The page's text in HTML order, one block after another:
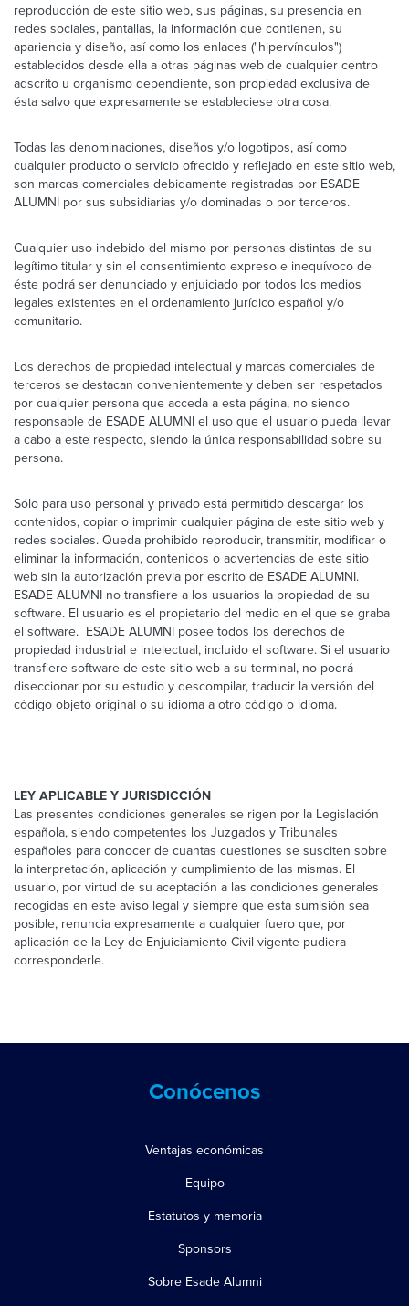
reproducción de este sitio web, sus páginas, su presencia en
redes sociales, pantallas, la información que contienen, su
apariencia y diseño, así como los enlaces ("hipervínculos")
establecidos desde ella a otras páginas web de cualquier centro
adscrito u organismo dependiente, son propiedad exclusiva de
ésta salvo que expresamente se estableciese otra cosa.
Todas las denominaciones, diseños y/o logotipos, así como
cualquier producto o servicio ofrecido y reflejado en este sitio web,
son marcas comerciales debidamente registradas por ESADE
ALUMNI por sus subsidiarias y/o dominadas o por terceros.
Cualquier uso indebido del mismo por personas distintas de su
legítimo titular y sin el consentimiento expreso e inequívoco de
éste podrá ser denunciado y enjuiciado por todos los medios
legales existentes en el ordenamiento jurídico español y/o
comunitario.
Los derechos de propiedad intelectual y marcas comerciales de
terceros se destacan convenientemente y deben ser respetados
por cualquier persona que acceda a esta página, no siendo
responsable de ESADE ALUMNI el uso que el usuario pueda llevar
a cabo a este respecto, siendo la única responsabilidad sobre su
persona.
Sólo para uso personal y privado está permitido descargar los
contenidos, copiar o imprimir cualquier página de este sitio web y
redes sociales. Queda prohibido reproducir, transmitir, modificar o
eliminar la información, contenidos o advertencias de este sitio
web sin la autorización previa por escrito de ESADE ALUMNI.
ESADE ALUMNI no transfiere a los usuarios la propiedad de su
software. El usuario es el propietario del medio en el que se graba
el software. ESADE ALUMNI posee todos los derechos de
propiedad industrial e intelectual, incluido el software. Si el usuario
transfiere software de este sitio web a su terminal, no podrá
diseccionar por su estudio y descompilar, traducir la versión del
código objeto original o su idioma a otro código o idioma.
LEY APLICABLE Y JURISDICCIÓN
Las presentes condiciones generales se rigen por la Legislación
española, siendo competentes los Juzgados y Tribunales
españoles para conocer de cuantas cuestiones se susciten sobre
la interpretación, aplicación y cumplimiento de las mismas. El
usuario, por virtud de su aceptación a las condiciones generales
recogidas en este aviso legal y siempre que esta sumisión sea
posible, renuncia expresamente a cualquier fuero que, por
aplicación de la Ley de Enjuiciamiento Civil vigente pudiera
corresponderle.
Conócenos
Ventajas económicas
Equipo
Estatutos y memoria
Sponsors
Sobre Esade Alumni